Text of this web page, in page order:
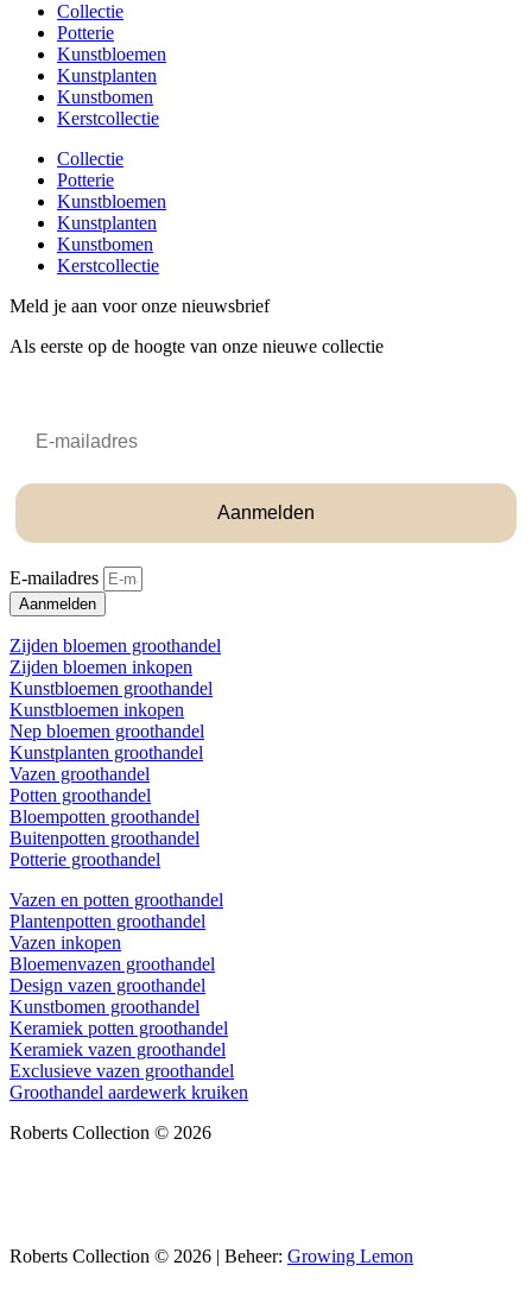
Collectie
Potterie
Kunstbloemen
Kunstplanten
Kunstbomen
Kerstcollectie
Collectie
Potterie
Kunstbloemen
Kunstplanten
Kunstbomen
Kerstcollectie
Meld je aan voor onze nieuwsbrief
Als eerste op de hoogte van onze nieuwe collectie
Aanmelden
E-mailadres
Aanmelden
Zijden bloemen groothandel
Zijden bloemen inkopen
Kunstbloemen groothandel
Kunstbloemen inkopen
Nep bloemen groothandel
Kunstplanten groothandel
Vazen groothandel
Potten groothandel
Bloempotten groothandel
Buitenpotten groothandel
Potterie groothandel
Vazen en potten groothandel
Plantenpotten groothandel
Vazen inkopen
Bloemenvazen groothandel
Design vazen groothandel
Kunstbomen groothandel
Keramiek potten groothandel
Keramiek vazen groothandel
Exclusieve vazen groothandel
Groothandel aardewerk kruiken
Roberts Collection © 2026
Roberts Collection © 2026 | Beheer: Growing Lemon